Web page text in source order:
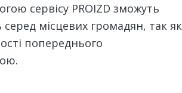
сервісу PROIZD зможуть
місцевих громадян, так як
попереднього